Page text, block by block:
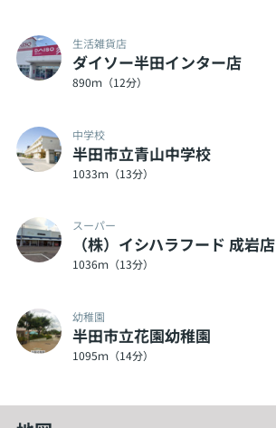
生活雑貨店
ダイソー半田インター店
890ｍ（12分）
中学校
半田市立青山中学校
1033ｍ（13分）
スーパー
（株）イシハラフード 成岩店
1036ｍ（13分）
幼稚園
半田市立花園幼稚園
1095ｍ（14分）